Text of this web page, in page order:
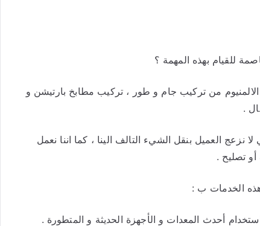
للقيام بهذه المهمة ؟
من تركيب جام و طور ، تركيب مطابخ بارتيشن و
.
نزعج العميل بنقل الشيء التالف الينا ، كما اننا نعمل
أو تصليح .
هذه الخدمات ب :
أحدث المعدات و الأجهزة الحديثة و المتطورة .